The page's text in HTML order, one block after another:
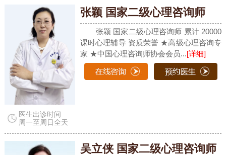
医生出诊时间
周一至周日全天
张颖 国家二级心理咨询师
张颖 国家二级心理咨询师 累计 20000
课时心理辅导 资质荣誉 ★高级心理咨询专
家 ★中国心理咨询师协会会员...[详细]
吴立侠 国家二级心理咨询师